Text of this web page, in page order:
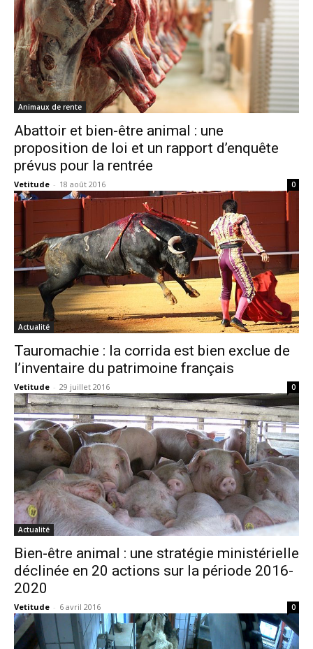
Animaux de rente
Abattoir et bien-être animal : une
proposition de loi et un rapport d’enquête
prévus pour la rentrée
Vetitude - 18 août 2016 0
Actualité
Tauromachie : la corrida est bien exclue de
l’inventaire du patrimoine français
Vetitude - 29 juillet 2016 0
Actualité
Bien-être animal : une stratégie ministérielle
déclinée en 20 actions sur la période 2016-
2020
Vetitude - 6 avril 2016 0